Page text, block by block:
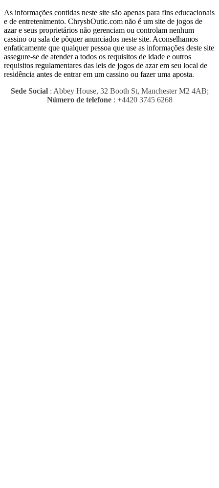
As informações contidas neste site são apenas para fins educacionais
e de entretenimento. ChrysbOutic.com não é um site de jogos de
azar e seus proprietários não gerenciam ou controlam nenhum
cassino ou sala de pôquer anunciados neste site. Aconselhamos
enfaticamente que qualquer pessoa que use as informações deste site
assegure-se de atender a todos os requisitos de idade e outros
requisitos regulamentares das leis de jogos de azar em seu local de
residência antes de entrar em um cassino ou fazer uma aposta.
Sede Social: Abbey House, 32 Booth St, Manchester M2 4AB;
Número de telefone: +4420 3745 6268